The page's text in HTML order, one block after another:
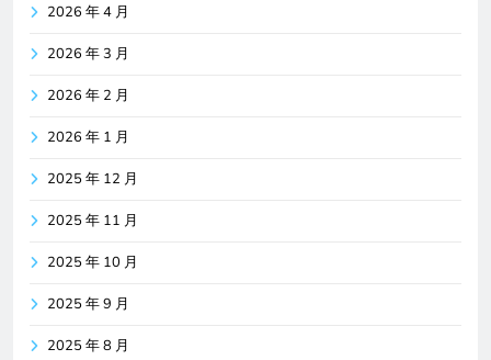
2026 年 4 月
2026 年 3 月
2026 年 2 月
2026 年 1 月
2025 年 12 月
2025 年 11 月
2025 年 10 月
2025 年 9 月
2025 年 8 月